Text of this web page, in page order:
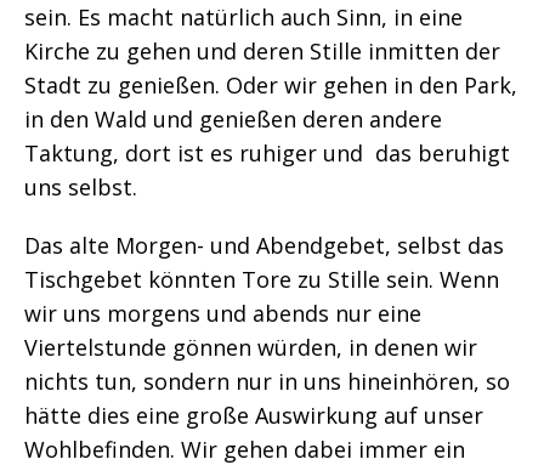
sein. Es macht natürlich auch Sinn, in eine
Kirche zu gehen und deren Stille inmitten der
Stadt zu genießen. Oder wir gehen in den Park,
in den Wald und genießen deren andere
Taktung, dort ist es ruhiger und das beruhigt
uns selbst.
Das alte Morgen- und Abendgebet, selbst das
Tischgebet könnten Tore zu Stille sein. Wenn
wir uns morgens und abends nur eine
Viertelstunde gönnen würden, in denen wir
nichts tun, sondern nur in uns hineinhören, so
hätte dies eine große Auswirkung auf unser
Wohlbefinden. Wir gehen dabei immer ein